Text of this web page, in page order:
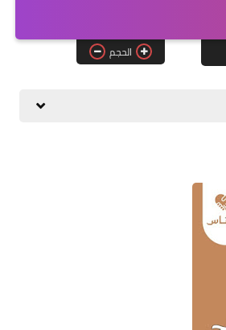
الحجم